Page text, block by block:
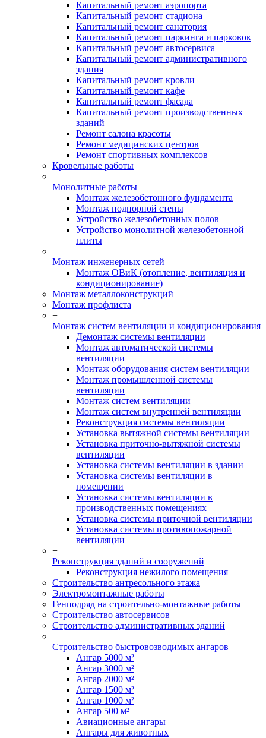
Капитальный ремонт аэропорта
Капитальный ремонт стадиона
Капитальный ремонт санатория
Капитальный ремонт паркинга и парковок
Капитальный ремонт автосервиса
Капитальный ремонт административного
здания
Капитальный ремонт кровли
Капитальный ремонт кафе
Капитальный ремонт фасада
Капитальный ремонт производственных
зданий
Ремонт салона красоты
Ремонт медицинских центров
Ремонт спортивных комплексов
Кровельные работы
+
Монолитные работы
Монтаж железобетонного фундамента
Монтаж подпорной стены
Устройство железобетонных полов
Устройство монолитной железобетонной
плиты
+
Монтаж инженерных сетей
Монтаж ОВиК (отопление, вентиляция и
кондиционирование)
Монтаж металлоконструкций
Монтаж профлиста
+
Монтаж систем вентиляции и кондиционирования
Демонтаж системы вентиляции
Монтаж автоматической системы
вентиляции
Монтаж оборудования систем вентиляции
Монтаж промышленной системы
вентиляции
Монтаж систем вентиляции
Монтаж систем внутренней вентиляции
Реконструкция системы вентиляции
Установка вытяжной системы вентиляции
Установка приточно-вытяжной системы
вентиляции
Установка системы вентиляции в здании
Установка системы вентиляции в
помещении
Установка системы вентиляции в
производственных помещениях
Установка системы приточной вентиляции
Установка системы противопожарной
вентиляции
+
Реконструкция зданий и сооружений
Реконструкция нежилого помещения
Строительство антресольного этажа
Электромонтажные работы
Генподряд на строительно-монтажные работы
Строительство автосервисов
Строительство административных зданий
+
Строительство быстровозводимых ангаров
Ангар 5000 м²
Ангар 3000 м²
Ангар 2000 м²
Ангар 1500 м²
Ангар 1000 м²
Ангар 500 м²
Авиационные ангары
Ангары для животных